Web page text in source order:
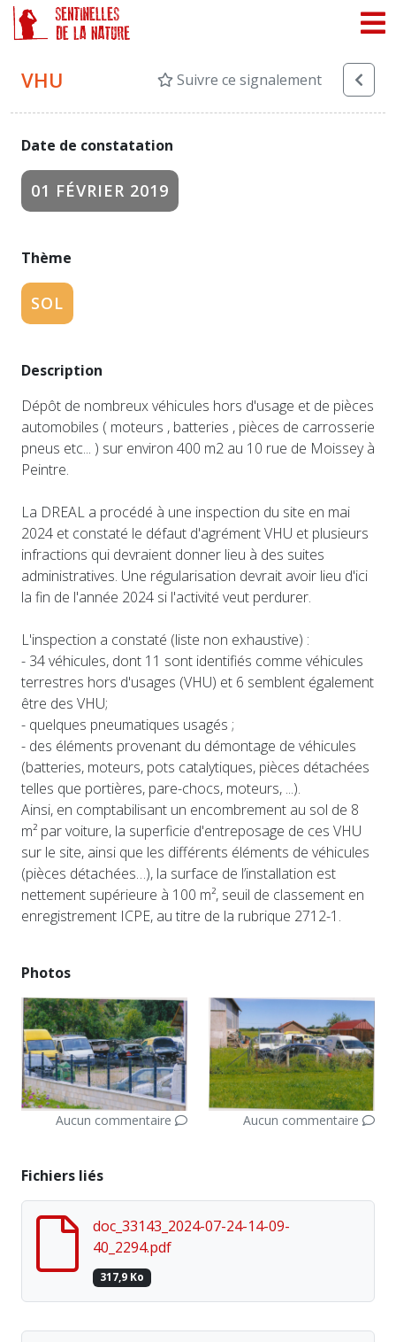
VHU Suivre ce signalement
Date de constatation
01 FÉVRIER 2019
Thème
SOL
Description
Dépôt de nombreux véhicules hors d'usage et de pièces
automobiles ( moteurs , batteries , pièces de carrosserie
pneus etc... ) sur environ 400 m2 au 10 rue de Moissey à
Peintre.
La DREAL a procédé à une inspection du site en mai
2024 et constaté le défaut d'agrément VHU et plusieurs
infractions qui devraient donner lieu à des suites
administratives. Une régularisation devrait avoir lieu d'ici
la fin de l'année 2024 si l'activité veut perdurer.
L'inspection a constaté (liste non exhaustive) :
- 34 véhicules, dont 11 sont identifiés comme véhicules
terrestres hors d'usages (VHU) et 6 semblent également
être des VHU;
- quelques pneumatiques usagés ;
- des éléments provenant du démontage de véhicules
(batteries, moteurs, pots catalytiques, pièces détachées
telles que portières, pare-chocs, moteurs, ...).
Ainsi, en comptabilisant un encombrement au sol de 8
m² par voiture, la superficie d'entreposage de ces VHU
sur le site, ainsi que les différents éléments de véhicules
(pièces détachées…), la surface de l’installation est
nettement supérieure à 100 m², seuil de classement en
enregistrement ICPE, au titre de la rubrique 2712-1.
Photos
Aucun commentaire Aucun commentaire
Fichiers liés
doc_33143_2024-07-24-14-09-
40_2294.pdf
317,9 Ko
Panneau de gestion des cookies